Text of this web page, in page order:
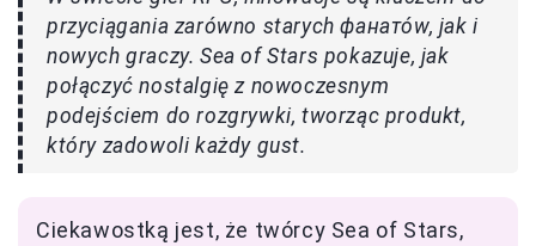
przyciągania zarówno starych фанатów, jak i
nowych graczy. Sea of Stars pokazuje, jak
połączyć nostalgię z nowoczesnym
podejściem do rozgrywki, tworząc produkt,
który zadowoli każdy gust.
Ciekawostką jest, że twórcy Sea of Stars,